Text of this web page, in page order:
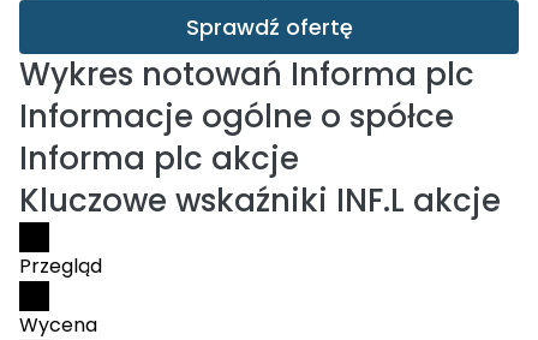
Sprawdź ofertę
Wykres notowań Informa plc
Informacje ogólne o spółce
Informa plc akcje
Kluczowe wskaźniki INF.L akcje
Przegląd
Wycena